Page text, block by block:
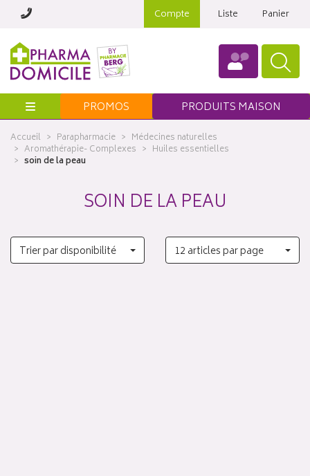
Compte Liste Panier
Menu PROMOS PRODUITS MAISON
Accueil Parapharmacie
Médecines naturelles
Aromathérapie- Complexes
Huiles essentielles
soin de la peau
SOIN DE LA PEAU
Trier par disponibilité 12 articles par page